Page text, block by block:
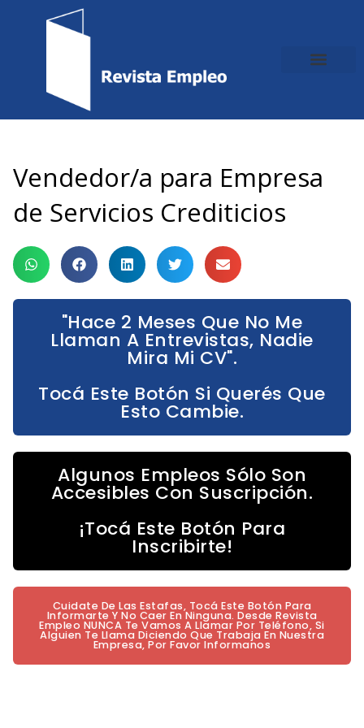
Vendedor/a para Empresa
de Servicios Crediticios
"Hace 2 Meses Que No Me
Llaman A Entrevistas, Nadie
Mira Mi CV".
Tocá Este Botón Si Querés Que
Esto Cambie.
Algunos Empleos Sólo Son
Accesibles Con Suscripción.
¡Tocá Este Botón Para
Inscribirte!
Cuidate De Las Estafas, Tocá Este Botón Para
Informarte Y No Caer En Ninguna. Desde Revista
Empleo NUNCA Te Vamos A Llamar Por Teléfono, Si
Alguien Te Llama Diciendo Que Trabaja En Nuestra
Empresa, Por Favor Informanos